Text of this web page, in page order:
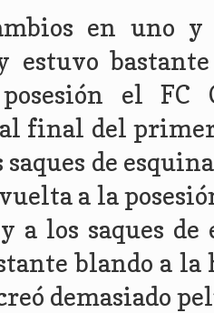
en uno
estuvo
el FC
final del primer
de
a la
a los saques
blando a
demasiado